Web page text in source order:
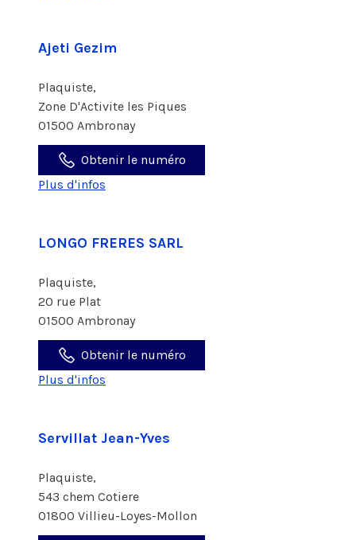
Ajeti Gezim
Plaquiste,
Zone D'Activite les Piques
01500 Ambronay
Obtenir le numéro
Plus d'infos
LONGO FRERES SARL
Plaquiste,
20 rue Plat
01500 Ambronay
Obtenir le numéro
Plus d'infos
Servillat Jean-Yves
Plaquiste,
543 chem Cotiere
01800 Villieu-Loyes-Mollon